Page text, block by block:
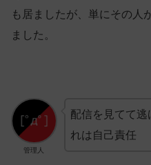
も居ましたが、単にその人
ました。
管理人
配信を見てて
れは自己責任